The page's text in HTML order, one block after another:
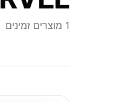
1 מוצרים זמינים